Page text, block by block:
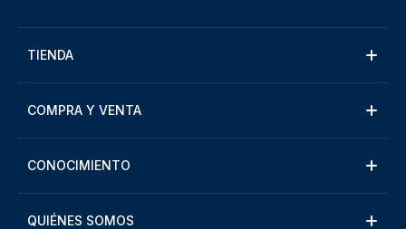
TIENDA
COMPRA Y VENTA
CONOCIMIENTO
QUIÉNES SOMOS